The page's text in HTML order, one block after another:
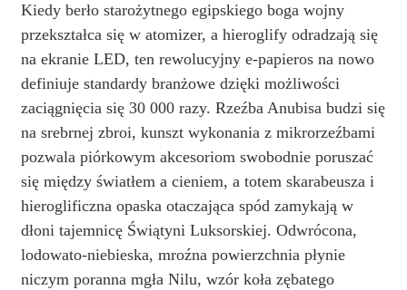
Kiedy berło starożytnego egipskiego boga wojny
przekształca się w atomizer, a hieroglify odradzają się
na ekranie LED, ten rewolucyjny e-papieros na nowo
definiuje standardy branżowe dzięki możliwości
zaciągnięcia się 30 000 razy. Rzeźba Anubisa budzi się
na srebrnej zbroi, kunszt wykonania z mikrorzeźbami
pozwala piórkowym akcesoriom swobodnie poruszać
się między światłem a cieniem, a totem skarabeusza i
hieroglificzna opaska otaczająca spód zamykają w
dłoni tajemnicę Świątyni Luksorskiej. Odwrócona,
lodowato-niebieska, mroźna powierzchnia płynie
niczym poranna mgła Nilu, wzór koła zębatego